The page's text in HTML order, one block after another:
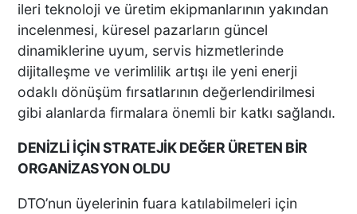
ileri teknoloji ve üretim ekipmanlarının yakından
incelenmesi, küresel pazarların güncel
dinamiklerine uyum, servis hizmetlerinde
dijitalleşme ve verimlilik artışı ile yeni enerji
odaklı dönüşüm fırsatlarının değerlendirilmesi
gibi alanlarda firmalara önemli bir katkı sağlandı.
DENİZLİ İÇİN STRATEJİK DEĞER ÜRETEN BİR
ORGANİZASYON OLDU
DTO’nun üyelerinin fuara katılabilmeleri için